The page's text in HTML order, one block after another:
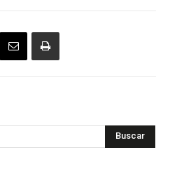
Buscar